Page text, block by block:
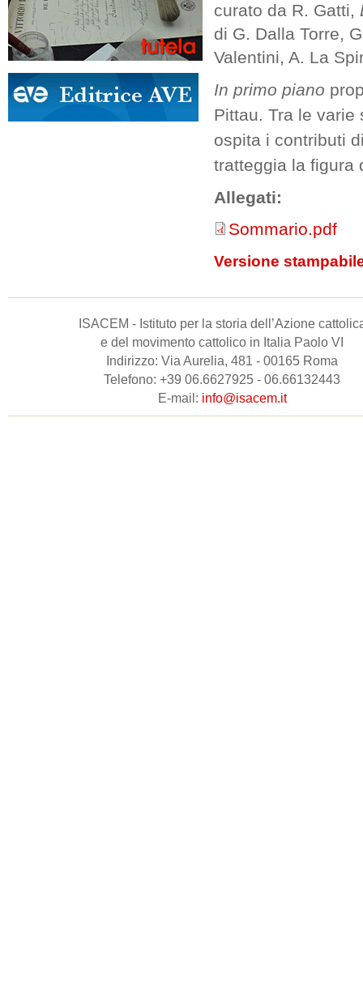
curato da R. Gatti,
di G. Dalla Torre,
Valentini, A. La
In primo piano
Pittau. Tra le
ospita i contributi
tratteggia la figura
Allegati:
Sommario.pdf
Versione
ISACEM - Istituto per la storia dell’Azione
e del movimento cattolico in Italia Paolo VI
Indirizzo: Via Aurelia, 481 - 00165 Roma
Telefono: +39 06.6627925 - 06.66132443
E-mail: info@isacem.it